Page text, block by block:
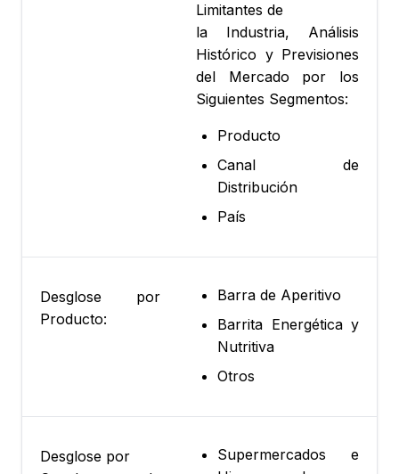
Limitantes de
la Industria, Análisis
Histórico y Previsiones
del Mercado por los
Siguientes Segmentos:
Producto
Canal de
Distribución
País
Desglose por
Producto:
Barra de Aperitivo
Barrita Energética y
Nutritiva
Otros
Desglose por
Supermercados e